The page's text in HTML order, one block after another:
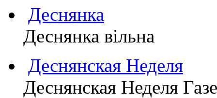
Деснянка
Деснянка вільна
Деснянская Неделя
Деснянская Неделя